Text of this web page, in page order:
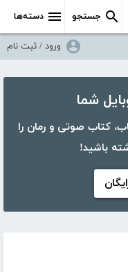
دسته‌ها جستجو
ورود / ثبت نام
کتابراه، بیش از ۵۰،۰۰۰ کتاب، کتاب صوتی و رمان را
باشید!